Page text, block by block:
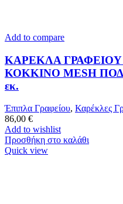
Add to compare
ΚΑΡΕΚΛΑ ΓΡΑΦΕΙΟΥ
ΚΟΚΚΙΝΟ MESH
εκ.
Έπιπλα Γραφείου, Καρέκλες
86,00 €
Add to wishlist
Προσθήκη στο καλάθι
Quick view